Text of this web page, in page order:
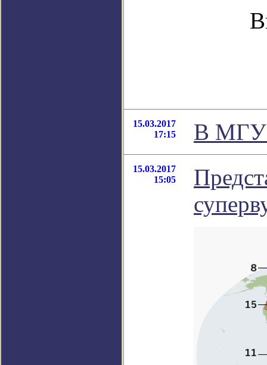
15.03.2017
17:15
В МГУ
15.03.2017
15:05